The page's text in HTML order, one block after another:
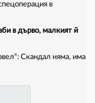
в
в дърво, малкият й
Скандал няма, има